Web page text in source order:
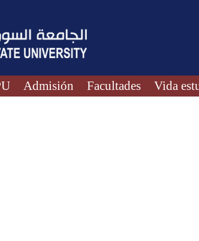
Admisión Facultades Vida